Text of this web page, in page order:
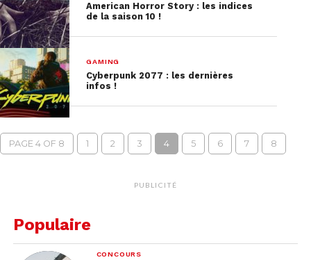
American Horror Story : les indices
de la saison 10 !
GAMING
Cyberpunk 2077 : les dernières
infos !
PAGE 4 OF 8 1 2 3 4 5 6 7 8
PUBLICITÉ
Populaire
CONCOURS